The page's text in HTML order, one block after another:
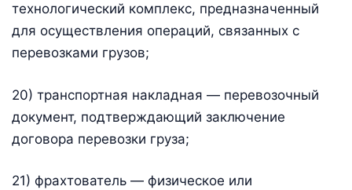
технологический комплекс, предназначенный
для осуществления операций, связанных с
перевозками грузов;
20) транспортная накладная — перевозочный
документ, подтверждающий заключение
договора перевозки груза;
21) фрахтователь — физическое или